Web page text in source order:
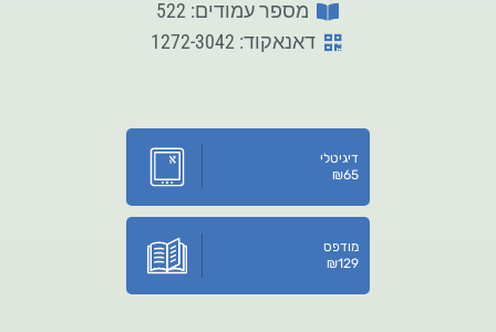
מספר עמודים: 522
דאנאקוד: 1272-3042
דיגיטלי
₪65
מודפס
₪129